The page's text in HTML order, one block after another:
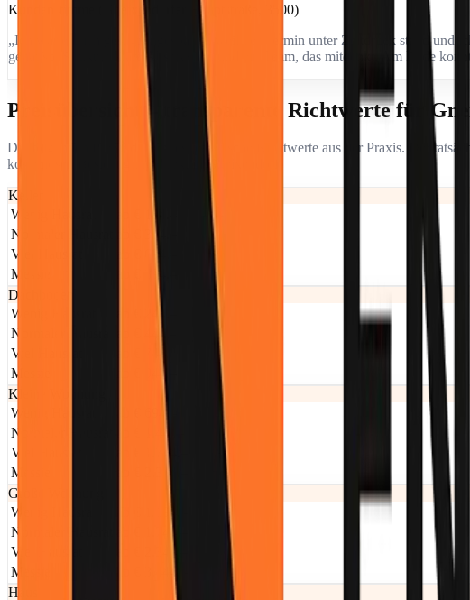
Kundenstimme (Gneixendorfer Hauptstraße, 3500)
„Ich war ehrlich gesagt angespannt, weil der Termin unter Zeitdruck stand
genauso. Struktur, klare Absprachen und ein Team, das mitdenkt. Am Ende
Preisübersicht – transparente Richtwerte für
Die folgenden Preise dienen als realistische Richtwerte aus der Praxis. Der
kostenlosen Besichtigung direkt in Gneixendorf.
Keller
Wenig Hausrat
ab € 194.–
Normaler Hausrat
ab € 394.–
Viel Hausrat
ab € 694.–
Messie
ab € 894.–
Dachboden
Wenig Hausrat
ab € 244.–
Normaler Hausrat
ab € 444.–
Viel Hausrat
ab € 744.–
Messie
ab € 944.–
Kleine Wohnung
Wenig Hausrat
ab € 694.–
Normaler Hausrat
ab € 1.444.–
Viel Hausrat
ab € 1.744.–
Messie
ab € 2.344.–
Große Wohnung
Wenig Hausrat
ab € 1.194.–
Normaler Hausrat
ab € 1.744.–
Viel Hausrat
ab € 2.344.–
Messie
ab € 3.444.–
Haus